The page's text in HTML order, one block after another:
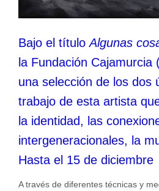
Bajo el títuloAlgunas
la Fundación Cajamurcia
una selección de los dos
trabajo de esta artista
la identidad, las
intergeneracionales, la
Hasta el 15 de diciembre
A través de diferentes técnicas y